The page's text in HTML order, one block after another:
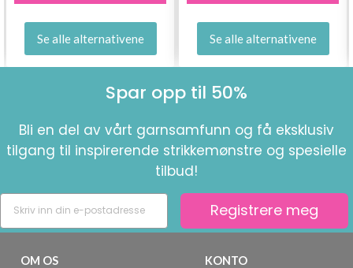
Se alle alternativene Se alle alternativene
Spar opp til 50%
Bli en del av vårt garnsamfunn og få eksklusiv
tilgang til inspirerende strikkemønstre og spesielle
tilbud!
Registrere meg
OM OS KONTO